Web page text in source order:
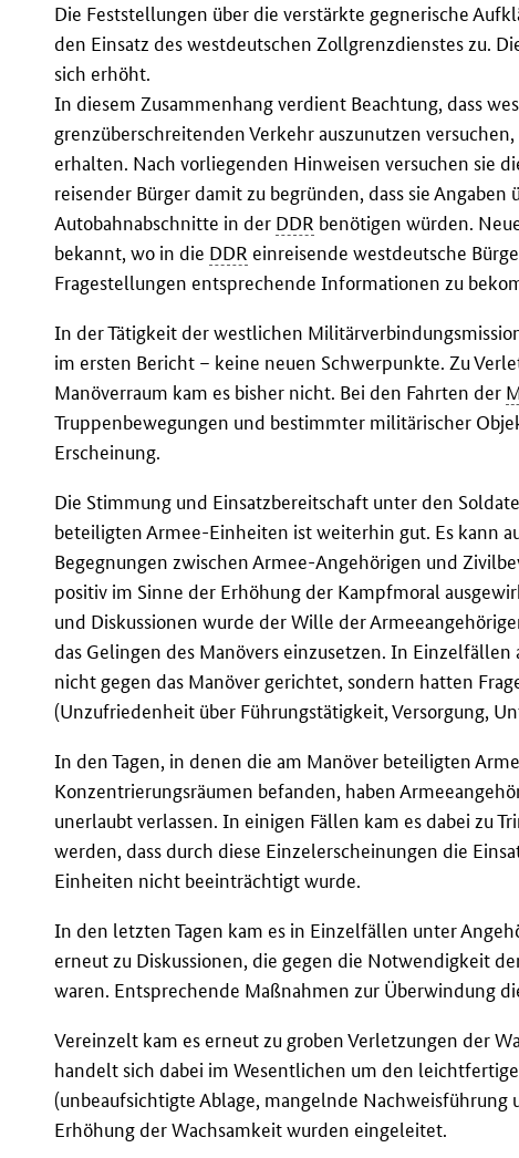
Die Feststellungen über die verstärkte gegnerische
den Einsatz des westdeutschen Zollgrenzdienstes zu.
sich erhöht.
In diesem Zusammenhang verdient Beachtung, dass
grenzüberschreitenden Verkehr auszunutzen
erhalten. Nach vorliegenden Hinweisen versuchen sie
reisender Bürger damit zu begründen, dass sie
Autobahnabschnitte in der DDR benötigen würden.
bekannt, wo in die DDR einreisende westdeutsche
Fragestellungen entsprechende Informationen zu
In der Tätigkeit der westlichen
im ersten Bericht – keine neuen Schwerpunkte. Zu
Manöverraum kam es bisher nicht. Bei den Fahrten der
Truppenbewegungen und bestimmter militärischer
Erscheinung.
Die Stimmung und Einsatzbereitschaft unter den
beteiligten Armee-Einheiten ist weiterhin gut. Es kann
Begegnungen zwischen Armee-Angehörigen und
positiv im Sinne der Erhöhung der Kampfmoral
und Diskussionen wurde der Wille der
das Gelingen des Manövers einzusetzen. In
nicht gegen das Manöver gerichtet, sondern hatten
(Unzufriedenheit über Führungstätigkeit, Versorgung,
In den Tagen, in denen die am Manöver beteiligten
Konzentrierungsräumen befanden, haben
unerlaubt verlassen. In einigen Fällen kam es dabei zu
werden, dass durch diese Einzelerscheinungen die
Einheiten nicht beeinträchtigt wurde.
In den letzten Tagen kam es in Einzelfällen unter
erneut zu Diskussionen, die gegen die Notwendigkeit
waren. Entsprechende Maßnahmen zur Überwindung
Vereinzelt kam es erneut zu groben Verletzungen der
handelt sich dabei im Wesentlichen um den
(unbeaufsichtigte Ablage, mangelnde
Erhöhung der Wachsamkeit wurden eingeleitet.